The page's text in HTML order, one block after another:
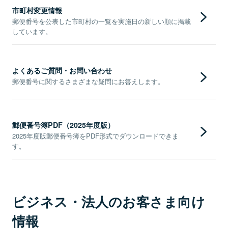
市町村変更情報
郵便番号を公表した市町村の一覧を実施日の新しい順に掲載
しています。
よくあるご質問・お問い合わせ
郵便番号に関するさまざまな疑問にお答えします。
郵便番号簿PDF（2025年度版）
2025年度版郵便番号簿をPDF形式でダウンロードできま
す。
ビジネス・法人のお客さま向け
情報